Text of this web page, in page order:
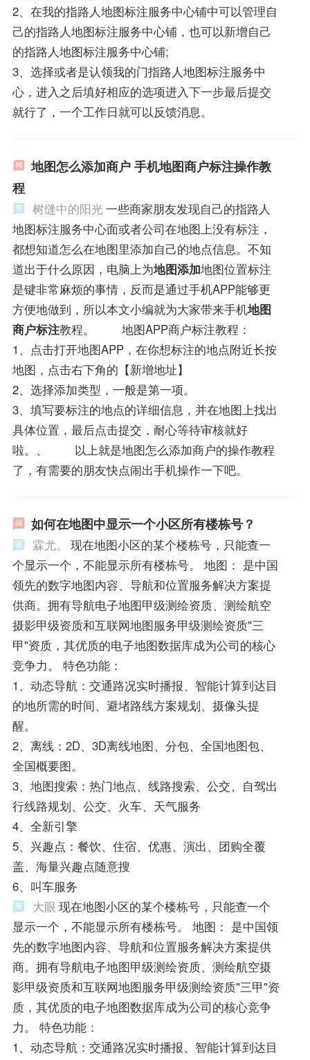
2、在我的指路人地图标注服务中心铺中可以管理自
己的指路人地图标注服务中心铺，也可以新增自己
的指路人地图标注服务中心铺;
3、选择或者是认领我的门指路人地图标注服务中
心，进入之后填好相应的选项进入下一步最后提交
就行了，一个工作日就可以反馈消息。
地图怎么添加商户 手机地图商户标注操作教
程
树缝中的阳光一些商家朋友发现自己的指路人
地图标注服务中心面或者公司在地图上没有标注，
都想知道怎么在地图里添加自己的地点信息。不知
道出于什么原因，电脑上为地图添加地图位置标注
是键非常麻烦的事情，反而是通过手机APP能够更
方便地做到，所以本文小编就为大家带来手机地图
商户标注教程。 地图APP商户标注教程：
1、点击打开地图APP，在你想标注的地点附近长按
地图，点击右下角的【新增地址】
2、选择添加类型，一般是第一项。
3、填写要标注的地点的详细信息，并在地图上找出
具体位置，最后点击提交，耐心等待审核就好
啦。、 以上就是地图怎么添加商户的操作教程
了，有需要的朋友快点闹出手机操作一下吧。
如何在地图中显示一个小区所有楼栋号？
霖尤。
现在地图小区的某个楼栋号，只能查一
个显示一个，不能显示所有楼栋号。 地图： 是中国
领先的数字地图内容、导航和位置服务解决方案提
供商。拥有导航电子地图甲级测绘资质、测绘航空
摄影甲级资质和互联网地图服务甲级测绘资质"三
甲"资质，其优质的电子地图数据库成为公司的核心
竞争力。 特色功能：
1、动态导航：交通路况实时播报、智能计算到达目
的地所需的时间、避堵路线方案规划、摄像头提
醒。
2、离线：2D、3D离线地图、分包、全国地图包、
全国概要图。
3、地图搜索：热门地点、线路搜索、公交、自驾出
行线路规划、公交、火车、天气服务
4、全新引擎
5、兴趣点：餐饮、住宿、优惠、演出、团购全覆
盖、海量兴趣点随意搜
6、叫车服务
大眼 现在地图小区的某个楼栋号，只能查一个
显示一个，不能显示所有楼栋号。 地图： 是中国领
先的数字地图内容、导航和位置服务解决方案提供
商。拥有导航电子地图甲级测绘资质、测绘航空摄
影甲级资质和互联网地图服务甲级测绘资质"三甲"资
质，其优质的电子地图数据库成为公司的核心竞争
力。 特色功能：
1、动态导航：交通路况实时播报、智能计算到达目